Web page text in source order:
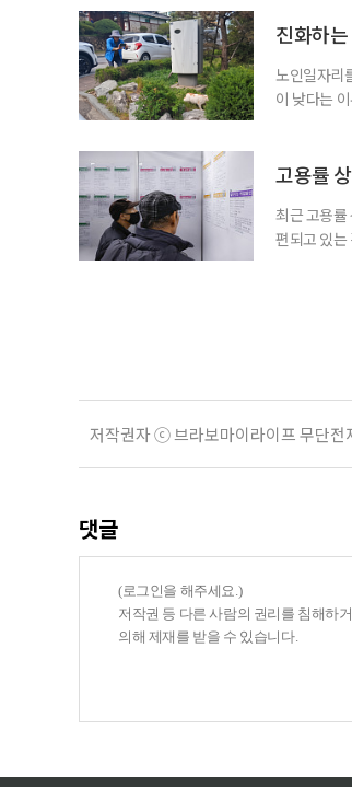
증가하고,
진화하
노인일자리
이 낮다는
만점에 4.10
고용률
최근 고용률
편되고 있는
저작권자 ⓒ 브라보마이라이프 무단전
댓글